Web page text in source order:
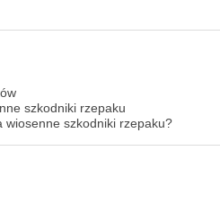
szkodniki rzepaku
wiosenne szkodniki rzepaku?